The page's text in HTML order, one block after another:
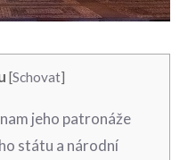
[Schovat]
​jeho ⁤patronáže
státu a národní